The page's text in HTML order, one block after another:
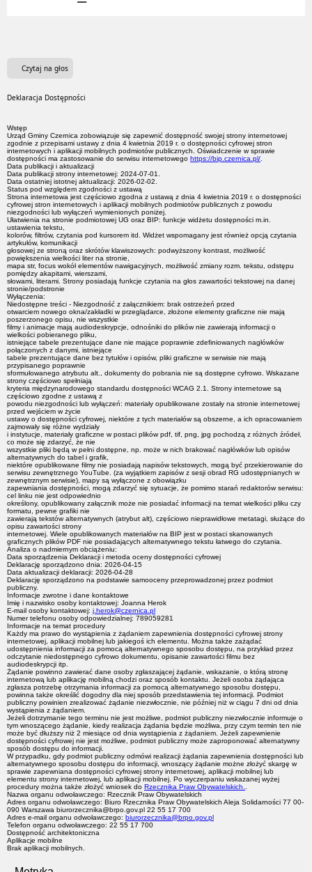
Czytaj na głos
Deklaracja Dostępności
Wstęp
Urząd Gminy Czernica zobowiązuje się zapewnić dostępność swojej strony internetowej
zgodnie z przepisami ustawy z dnia 4 kwietnia 2019 r. o dostępności cyfrowej stron
internetowych i aplikacji mobilnych podmiotów publicznych. Oświadczenie w sprawie
dostępności ma zastosowanie do serwisu internetowego https://bip.czernica.pl/
Data publikacji i aktualizacji
Data publikacji strony internetowej: 2024-07-01
Data ostatniej istotnej aktualizacji: 2026-02-02
Status pod względem zgodności z ustawą
Strona internetowa jest częściowo zgodna z ustawą z dnia 4 kwietnia 2019 r. o dostępności
cyfrowej stron internetowych i aplikacji mobilnych podmiotów publicznych z powodu
niezgodności lub wyłączeń wymienionych poniżej.
Ułatwienia na stronie podmiotowej UG oraz BIP: funkcje widżetu dostępności m.in.
ustawienia tekstu,
kolorów, filtrów, czytania pod kursorem itd. Widżet wspomagany jest również opcją czytania
artykułów, komunikacji
głosowej ze stroną oraz skrótów klawiszowych: podwyższony kontrast, możliwość
powiększenia wielkości liter na stronie,
mapa str, focus wokół elementów nawigacyjnych, możliwość zmiany rozm. tekstu, odstępu
pomiędzy akapitami, wierszami,
słowami, literami. Strony posiadają funkcje czytania na głos zawartości tekstowej na danej
stronie/podstronie
Wyłączenia:
Niedostępne treści - Niezgodność z załącznikiem: brak ostrzeżeń przed
otwarciem nowego okna/zakładki w przeglądarce, złożone elementy graficzne nie mają
poszerzonego opisu, nie wszystkie
filmy i animacje mają audiodeskrypcje, odnośniki do plików nie zawierają informacji o
wielkości pobieranego pliku,
istniejące tabele prezentujące dane nie mające poprawnie zdefiniowanych nagłówków
połączonych z danymi, istniejące
tabele prezentujące dane bez tytułów i opisów, pliki graficzne w serwisie nie mają
przypisanego poprawnie
sformułowanego atrybutu alt., dokumenty do pobrania nie są dostępne cyfrowo. Wskazane
strony częściowo spełniają
kryteria międzynarodowego standardu dostępności WCAG 2.1. Strony internetowe są
częściowo zgodne z ustawą z
powodu niezgodności lub wyłączeń: materiały opublikowane zostały na stronie internetowej
przed wejściem w życie
ustawy o dostępności cyfrowej, niektóre z tych materiałów są obszerne, a ich opracowaniem
zajmowały się różne wydziały
i instytucje, materiały graficzne w postaci plików pdf, tif, png, jpg pochodzą z różnych źródeł,
co może się zdarzyć, że nie
wszystkie pliki będą w pełni dostępne, np. może w nich brakować nagłówków lub opisów
alternatywnych do tabel i grafik,
niektóre opublikowane filmy nie posiadają napisów tekstowych, mogą być przekierowanie do
serwisu zewnętrznego YouTube. (za wyjątkiem zapisów z sesji obrad RG udostępnianych w
zewnętrznym serwisie), mapy są wyłączone z obowiązku
zapewniania dostępności, mogą zdarzyć się sytuacje, że pomimo starań redaktorów serwisu:
cel linku nie jest odpowiednio
określony, opublikowany załącznik może nie posiadać informacji na temat wielkości pliku czy
formatu, pewne grafiki nie
zawierają tekstów alternatywnych (atrybut alt), częściowo nieprawidłowe metatagi, służące do
opisu zawartości strony
internetowej. Wiele opublikowanych materiałów na BIP jest w postaci skanowanych
graficznych plików PDF nie posiadających alternatywnego tekstu łatwego do czytania.
Analiza o nadmiernym obciążeniu:
Data sporządzenia Deklaracji i metoda oceny dostępności cyfrowej
Deklarację sporządzono dnia: 2026-04-15
Data aktualizacji deklaracji: 2026-04-28
Deklarację sporządzono na podstawie samooceny przeprowadzonej przez podmiot
publiczny.
Informacje zwrotne i dane kontaktowe
Imię i nazwisko osoby kontaktowej: Joanna Herok
E-mail osoby kontaktowej: j.herok@czernica.pl
Numer telefonu osoby odpowiedzialnej: 789059281
Informacje na temat procedury
Każdy ma prawo do wystąpienia z żądaniem zapewnienia dostępności cyfrowej strony
internetowej, aplikacji mobilnej lub jakiegoś ich elementu. Można także zażądać
udostępnienia informacji za pomocą alternatywnego sposobu dostępu, na przykład przez
odczytanie niedostępnego cyfrowo dokumentu, opisanie zawartości filmu bez
audiodeskrypcji itp.
Żądanie powinno zawierać dane osoby zgłaszającej żądanie, wskazanie, o którą stronę
internetową lub aplikację mobilną chodzi oraz sposób kontaktu. Jeżeli osoba żądająca
zgłasza potrzebę otrzymania informacji za pomocą alternatywnego sposobu dostępu,
powinna także określić dogodny dla niej sposób przedstawienia tej informacji. Podmiot
publiczny powinien zrealizować żądanie niezwłocznie, nie później niż w ciągu 7 dni od dnia
wystąpienia z żądaniem.
Jeżeli dotrzymanie tego terminu nie jest możliwe, podmiot publiczny niezwłocznie informuje o
tym wnoszącego żądanie, kiedy realizacja żądania będzie możliwa, przy czym termin ten nie
może być dłuższy niż 2 miesiące od dnia wystąpienia z żądaniem. Jeżeli zapewnienie
dostępności cyfrowej nie jest możliwe, podmiot publiczny może zaproponować alternatywny
sposób dostępu do informacji.
W przypadku, gdy podmiot publiczny odmówi realizacji żądania zapewnienia dostępności lub
alternatywnego sposobu dostępu do informacji, wnoszący żądanie możne złożyć skargę w
sprawie zapewniana dostępności cyfrowej strony internetowej, aplikacji mobilnej lub
elementu strony internetowej, lub aplikacji mobilnej. Po wyczerpaniu wskazanej wyżej
procedury można także złożyć wniosek do Rzecznika Praw Obywatelskich.
Nazwa organu odwoławczego: Rzecznik Praw Obywatelskich
Adres organu odwoławczego: Biuro Rzecznika Praw Obywatelskich Aleja Solidarności 77 00-
090 Warszawa biurorzecznika@brpo.gov.pl 22 55 17 700
Adres e-mail organu odwoławczego: biurorzecznika@brpo.gov.pl
Telefon organu odwoławczego: 22 55 17 700
Dostępność architektoniczna
Aplikacje mobilne
Brak aplikacji mobilnych.